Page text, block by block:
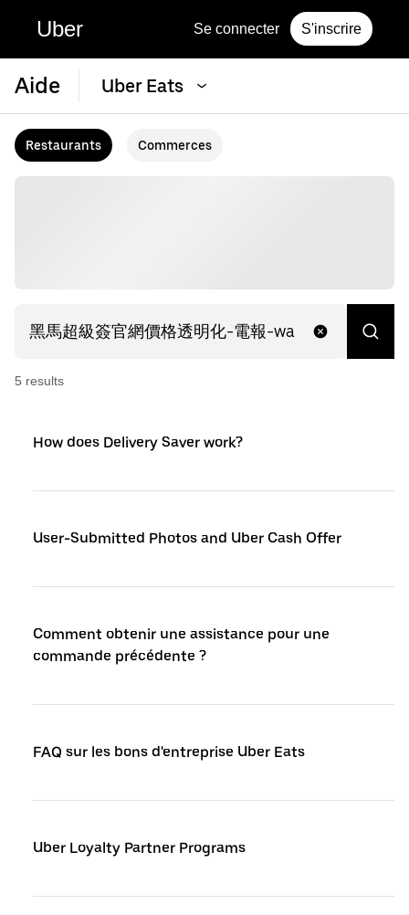
Uber Se connecter S'inscrire
Aide Uber Eats
Restaurants Commerces
5 results
How does Delivery Saver work?
User-Submitted Photos and Uber Cash Offer
Comment obtenir une assistance pour une
commande précédente ?
FAQ sur les bons d'entreprise Uber Eats
Uber Loyalty Partner Programs